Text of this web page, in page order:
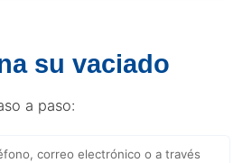
su vaciado
a paso:
correo electrónico o a través